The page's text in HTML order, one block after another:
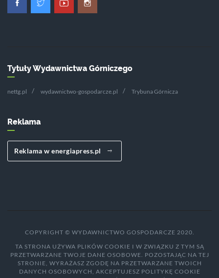
Tytuły Wydawnictwa Górniczego
nettg.pl wydawnictwo-gospodarcze.pl Trybuna Górnicza
Reklama
Reklama w energiapress.pl
COPYRIGHT © WYDAWNICTWO GOSPODARCZE 2020.
TA STRONA UŻYWA PLIKÓW COOKIE I W ZWIĄZKU Z TYM SĄ
PRZETWARZANE TWOJE DANE OSOBOWE. POZOSTAJĄC NA TEJ
STRONIE, WYRAŻASZ ZGODĘ NA PRZETWARZANE TWOICH
DANYCH OSOBOWYCH, AKCEPTUJESZ POLITYKĘ COOKIE